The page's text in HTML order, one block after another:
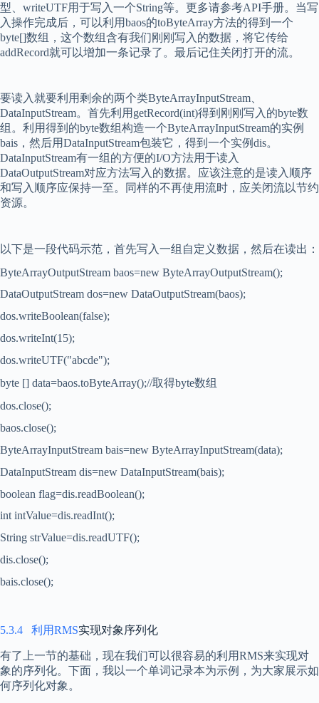
型、 writeUTF用于写入一个String等。更多请参考API手册。当写
入操作完成后，可以利用baos的toByteArray方法的得到一个
byte[]数组，这个数组含有我们刚刚写入的数据，将它传给
addRecord就可以增加一条记录了。最后记住关闭打开的流。
要读入就要利用剩余的两个类ByteArrayInputStream
DataInputStream。首先利用 getRecord(int)得到刚刚写入的byte数
组。利用得到的byte数组构造一个ByteArrayInputStream的实例
bais ，然后用DataInputStream包装它，得到一个实例dis。
DataInputStream有一组的方便的I/O方法用于读入
DataOutputStream对应方法写入的数据。应该注意的是读入顺序
和写入顺序应保持一至。同样的不再使用流时，应关闭流以节约
资源。
以下是一段代码示范，首先写入一组自定义数据，然后在读出：
ByteArrayOutputStream baos=new ByteArrayOutputStream();
DataOutputStream dos=new DataOutputStream(baos);
dos.writeBoolean(false);
dos.writeInt(15);
dos.writeUTF("abcde");
byte [] data=baos.toByteArray();//取得byte数组
dos.close();
baos.close();
ByteArrayInputStream bais=new ByteArrayInputStream(data);
DataInputStream dis=new DataInputStream(bais);
boolean flag=dis.readBoolean();
int intValue=dis.readInt();
String strValue=dis.readUTF();
dis.close();
bais.close();
5.3.4 利用RMS实现对象序列化
有了上一节的基础，现在我们可以很容易的利用RMS来实现对
象的序列化。下面，我以一个单词记录本为示例，为大家展示如
何序列化对象。